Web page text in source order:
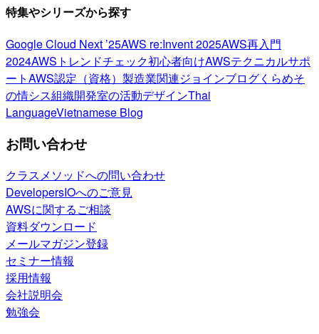
特集やシリーズから探す
Google Cloud Next ’25AWS re:Invent 2025AWS再入門
2024AWSトレンドチェック初心者向けAWSテクニカルサポ
ートAWS認定（資格） 製造業関連ジョインブログくらめそ
の情シス組織開発室の活動デザインThai
LanguageVietnamese Blog
お問い合わせ
クラスメソッドへの問い合わせ
DevelopersIOへのご意見
AWSに関するご相談
資料ダウンロード
メールマガジン登録
セミナー情報
採用情報
会社説明会
勉強会